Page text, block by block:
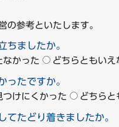
の参考といたします。
ちましたか。
なかった どちらともいえ
ったですか。
つけにくかった どちらと
てたどり着きましたか。